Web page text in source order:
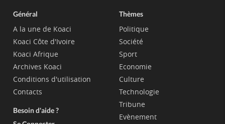
Général
A la une de Koaci
Koaci Côte d'Ivoire
Koaci Afrique
Archives Koaci
Conditions d'utilisation
Contacts
Besoin d'aide ?
Thèmes
Politique
Société
Sport
Economie
Culture
Technologie
Tribune
Evènement